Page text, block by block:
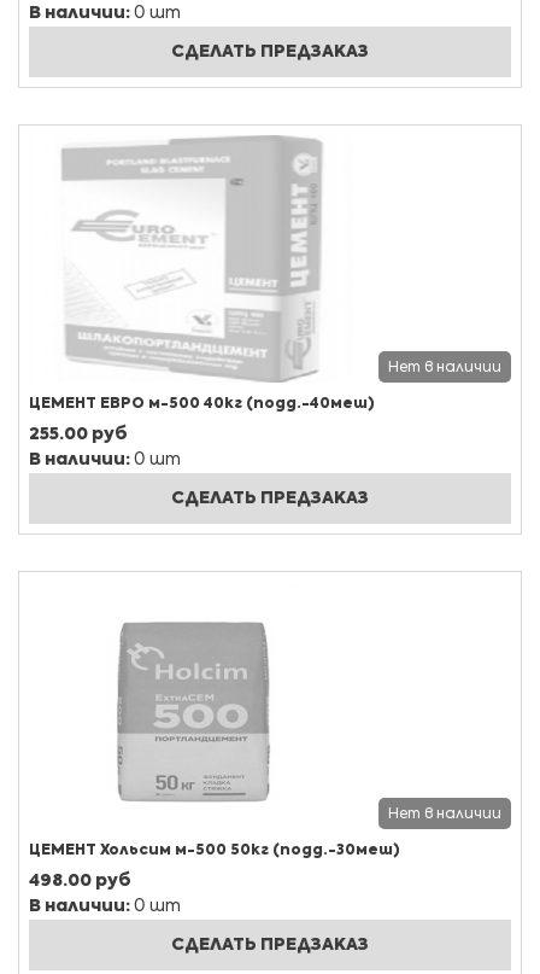
В наличии: 0 шт
СДЕЛАТЬ ПРЕДЗАКАЗ
Нет в наличии
ЦЕМЕНТ ЕВРО м-500 40кг (подд.-40меш)
255.00 руб
В наличии: 0 шт
СДЕЛАТЬ ПРЕДЗАКАЗ
Нет в наличии
ЦЕМЕНТ Хольсим м-500 50кг (подд.-30меш)
498.00 руб
В наличии: 0 шт
СДЕЛАТЬ ПРЕДЗАКАЗ